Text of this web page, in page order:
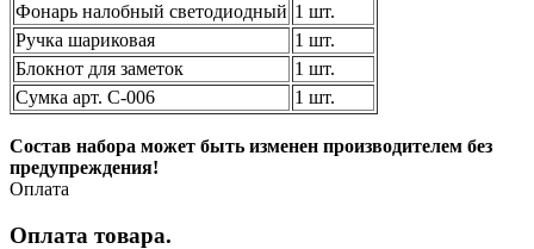
Фонарь налобный светодиодный 1 шт.
Ручка шариковая
1 шт.
Блокнот для заметок
1 шт.
Сумка арт. С-006
1 шт.
Состав набора может быть изменен производителем без
предупреждения!
Оплата
Оплата товара.